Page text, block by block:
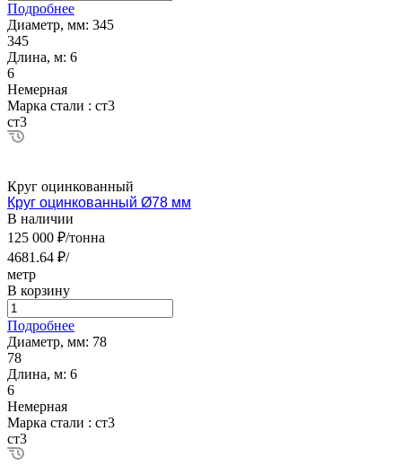
Подробнее
Диаметр, мм: 345
345
Длина, м: 6
6
Немерная
Марка стали : ст3
ст3
Круг оцинкованный
Круг оцинкованный Ø78 мм
В наличии
125 000 ₽/тонна
4681.64 ₽/
метр
В корзину
Подробнее
Диаметр, мм: 78
78
Длина, м: 6
6
Немерная
Марка стали : ст3
ст3